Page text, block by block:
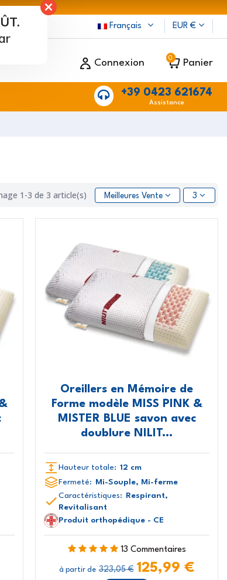
Français EUR €
Connexion 0 Panier
+39 0423 621674
Assistance
1-3 de 3 article(s) Meilleures Ventes 3
Oreillers en Mémoire de
Forme modèle MISS PINK &
MISTER BLUE savon avec
doublure NILIT...
Hauteur totale: 12 cm
Fermeté:
Mi-Souple, Mi-ferme
Caractéristiques: Respirant,
Revitalisant
Produit orthopédique - CE
13 Commentaires
à partir de 323,05 € 125,99 €